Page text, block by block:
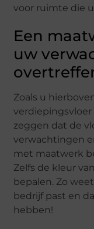
voor ruimte die
Een
uw
Zoals u
zeggen dat de
verwachtingen
met maatwerk
Zelfs de kleur
bepalen. Zo
bedrijf past en
hebben!